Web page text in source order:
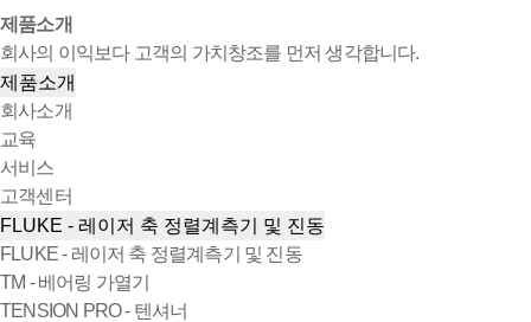
제품소개
회사의 이익보다 고객의 가치창조를 먼저 생각합니다.
제품소개
회사소개
교육
서비스
고객센터
FLUKE - 레이저 축 정렬계측기 및 진동
FLUKE - 레이저 축 정렬계측기 및 진동
TM - 베어링 가열기
TENSION PRO - 텐셔너